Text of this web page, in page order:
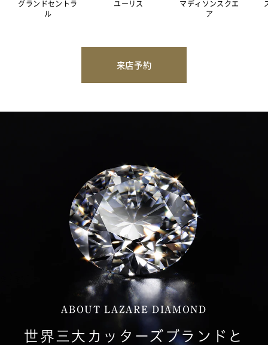
グランドセントラ
ル
ユーリス
マディソンスクエ
ア
来店予約
ABOUT LAZARE DIAMOND
世界三大カッターズブランドと